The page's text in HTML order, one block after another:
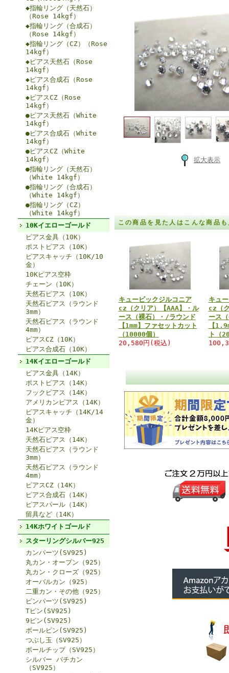
◆指輪リング（天然石）
（Rose 14kgf）
◆指輪リング（合成石）
（Rose 14kgf）
◆指輪リング（CZ）（Rose
14kgf）
◆ピアス天然石（Rose
14kgf）
◆ピアス合成石（Rose
14kgf）
◆ピアスCZ（Rose
14kgf）
●ピアス天然石（White
14kgf）
●ピアス合成石（White
14kgf）
●ピアスCZ（White
14kgf）
●指輪リング（天然石）
（White 14kgf）
●指輪リング（合成石）
（White 14kgf）
●指輪リング（CZ）
（White 14kgf）
10Kイエローゴールド
ピアス金具（10K）
ポストピアス（10K）
ピアスキャッチ（10K/10
金）
10Kピアス空枠
チェーン（10K）
天然石ピアス（10K）
天然石ピアス（ラウンド
3mm）
天然石ピアス（ラウンド
4mm）
ピアスCZ（10K）
ピアス合成石（10K）
14Kイエローゴールド
ピアス金具（14K）
ポストピアス（14K）
フックピアス（14K）
アメリカンピアス（14K）
ピアスキャッチ（14K/14
金）
14Kピアス空枠
天然石ピアス（14K）
天然石ピアス（ラウンド
3mm）
天然石ピアス（ラウンド
4mm）
ピアスCZ（14K）
ピアス合成石（14K）
ピアスパール（14K）
留具など（14K）
14Kホワイトゴールド
スターリングシルバー925
カンパーツ(SV925)
丸カン・オープン（925）
丸カン・クローズ（925）
オーバルカン（925）
二重カン・その他（925）
ピンパーツ(SV925)
Tピン(SV925)
9ピン(SV925)
ボールピン(SV925)
つぶし玉（SV925）
ボールチップ（SV925）
シルバー バチカン
（SV925）
拡大表示
この商品を見た人はこんな商品
キュービックジルコニア
cz（クリア）【AAA】・ル
ース（裸石）・/ラウンド
【1mm】ファセットカット
（10000個）
20,580円(税込)
キュ
cz（
ース
【
ト（